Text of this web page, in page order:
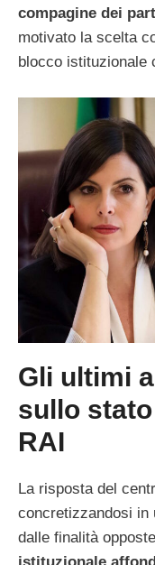
compagine dei
motivato la scelta
blocco istituzionale
Gli ultimi
sullo
RAI
La risposta del
concretizzandosi in
dalle finalità
istituzionale